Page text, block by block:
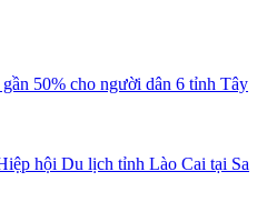
50% cho người dân 6 tỉnh Tây
hội Du lịch tỉnh Lào Cai tại Sa